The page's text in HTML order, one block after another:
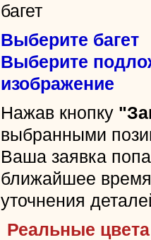
багет
Выберите багет
Выберите
изображение
Нажав кнопку
выбранными
Ваша заявка
ближайшее
уточнения
Реальные